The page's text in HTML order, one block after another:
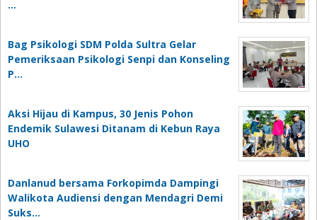
…
Bag Psikologi SDM Polda Sultra Gelar
Pemeriksaan Psikologi Senpi dan Konseling
P…
‎Aksi Hijau di Kampus, 30 Jenis Pohon
Endemik Sulawesi Ditanam di Kebun Raya
UHO
Danlanud bersama Forkopimda Dampingi
Walikota Audiensi dengan Mendagri Demi
Suks…